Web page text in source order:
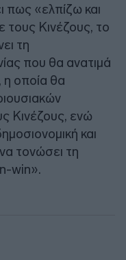
πως «ελπίζω και
τους Κινέζους, το
τη
που θα ανατιμά
η οποία θα
Κινέζους, ενώ
και
τονώσει τη
win».